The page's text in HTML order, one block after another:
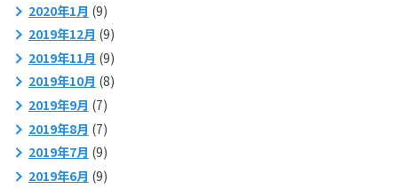
2020年1月 (9)
2019年12月 (9)
2019年11月 (9)
2019年10月 (8)
2019年9月 (7)
2019年8月 (7)
2019年7月 (9)
2019年6月 (9)